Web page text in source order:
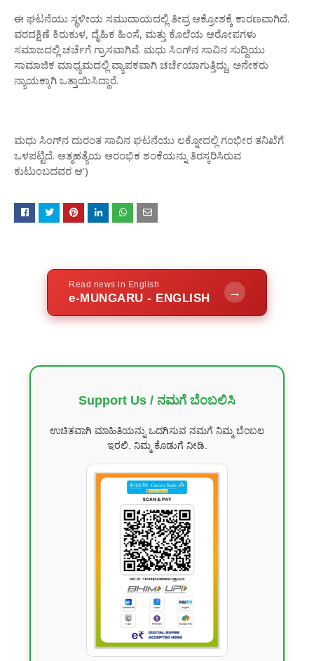
ಈ ಘಟನೆಯು ಸ್ಥಳೀಯ ಸಮುದಾಯದಲ್ಲಿ ತೀವ್ರ ಆಕ್ರೋಶಕ್ಕೆ ಕಾರಣವಾಗಿದೆ.
ವರದಕ್ಷಿಣೆ ಕಿರುಕುಳ, ದೈಹಿಕ ಹಿಂಸೆ, ಮತ್ತು ಕೊಲೆಯ ಆರೋಪಗಳು
ಸಮಾಜದಲ್ಲಿ ಚರ್ಚೆಗೆ ಗ್ರಾಸವಾಗಿವೆ. ಮಧು ಸಿಂಗ್‌ನ ಸಾವಿನ ಸುದ್ದಿಯು
ಸಾಮಾಜಿಕ ಮಾಧ್ಯಮದಲ್ಲಿ ವ್ಯಾಪಕವಾಗಿ ಚರ್ಚೆಯಾಗುತ್ತಿದ್ದು, ಅನೇಕರು
ನ್ಯಾಯಕ್ಕಾಗಿ ಒತ್ತಾಯಿಸಿದ್ದಾರೆ.
ಮಧು ಸಿಂಗ್‌ನ ದುರಂತ ಸಾವಿನ ಘಟನೆಯು ಲಕ್ನೋದಲ್ಲಿ ಗಂಭೀರ ತನಿಖೆಗೆ
ಒಳಪಟ್ಟಿದೆ. ಆತ್ಮಹತ್ಯೆಯ ಆರಂಭಿಕ ಶಂಕೆಯನ್ನು ತಿರಸ್ಕರಿಸಿರುವ
ಕುಟುಂಬದವರ ಆ')
Read news in English
e-MUNGARU - ENGLISH →
Support Us / ನಮಗೆ ಬೆಂಬಲಿಸಿ
ಉಚಿತವಾಗಿ ಮಾಹಿತಿಯನ್ನು ಒದಗಿಸುವ ನಮಗೆ ನಿಮ್ಮ ಬೆಂಬಲ
ಇರಲಿ. ನಿಮ್ಮ ಕೊಡುಗೆ ನೀಡಿ.